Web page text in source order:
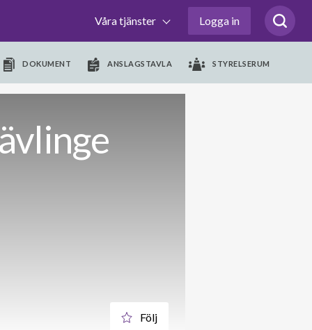
Våra tjänster Logga in
DOKUMENT ANSLAGSTAVLA STYRELSERUM
Följ